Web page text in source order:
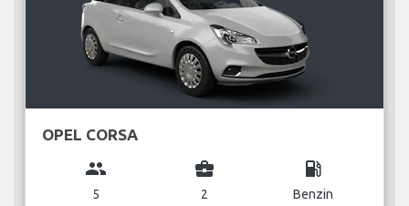
OPEL CORSA
group
5
business_center
2
local_gas_station
Benzin